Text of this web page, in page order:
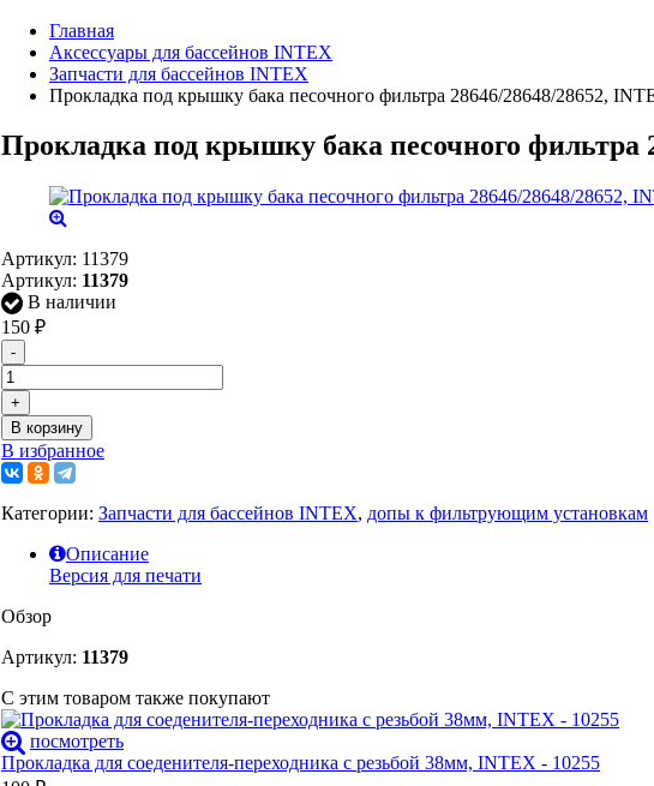
Главная
Аксессуары для бассейнов INTEX
Запчасти для бассейнов INTEX
Прокладка под крышку бака песочного фильтра 28646/28648/28652,
Прокладка под крышку бака песочного фильтра
Артикул: 11379
Артикул: 11379
В наличии
150 ₽
-
+
В корзину
В избранное
Категории: Запчасти для бассейнов INTEX, допы к фильтрующим установкам
Описание
Версия для печати
Обзор
Артикул: 11379
С этим товаром также покупают
посмотреть
Прокладка для соеденителя-переходника с резьбой 38мм, INTEX - 10255